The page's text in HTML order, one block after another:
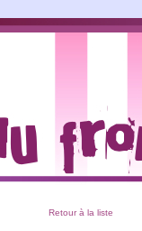
Retour à la liste